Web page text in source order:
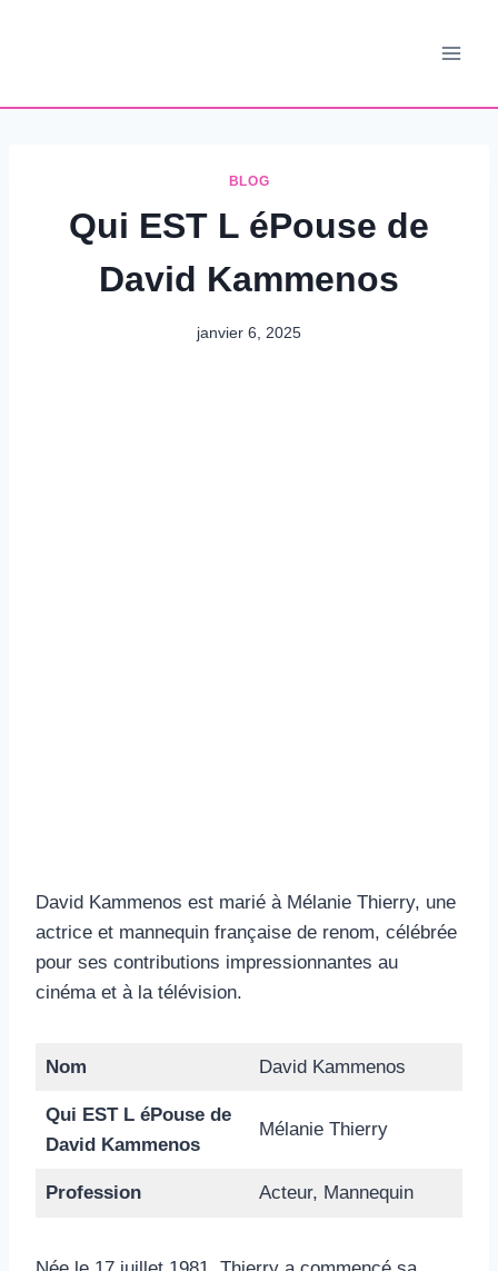
BLOG
Qui EST L éPouse de
David Kammenos
janvier 6, 2025
David Kammenos est marié à Mélanie Thierry, une
actrice et mannequin française de renom, célébrée
pour ses contributions impressionnantes au
cinéma et à la télévision.
Nom David Kammenos
Qui EST L éPouse de
David Kammenos
Mélanie Thierry
Profession Acteur, Mannequin